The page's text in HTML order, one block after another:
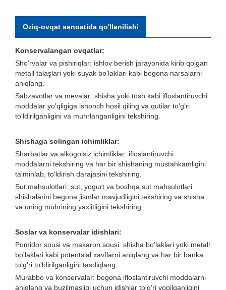
Oziq-ovqat sanoatida qo'llanilishi
Konservalangan ovqatlar:
Sho'rvalar va pishiriqlar: ishlov berish jarayonida kirib qolgan
metall talaşlari yoki suyak bo'laklari kabi begona narsalarni
aniqlang.
Sabzavotlar va mevalar: shisha yoki tosh kabi ifloslantiruvchi
moddalar yo'qligiga ishonch hosil qiling va qutilar to'g'ri
to'ldirilganligini va muhrlanganligini tekshiring.
Shishaga solingan ichimliklar:
Sharbatlar va alkogolsiz ichimliklar: ifloslantiruvchi
moddalarni tekshiring va har bir shishaning mustahkamligini
ta'minlab, to'ldirish darajasini tekshiring.
Sut mahsulotlari: sut, yogurt va boshqa sut mahsulotlari
shishalarini begona jismlar mavjudligini tekshiring va shisha
va uning muhrining yaxlitligini tekshiring.
Soslar va konservalar idishlari:
Pomidor sousi va makaron sousi: shisha bo'laklari yoki metall
bo'laklari kabi potentsial xavflarni aniqlang va har bir banka
to'g'ri to'ldirilganligini tasdiqlang.
Murabbo va konservalar: begona ifloslantiruvchi moddalarni
aniqlang va buzilmasligi uchun idishlar to'g'ri yopilganligini